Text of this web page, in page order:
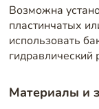
Возможна
пластинчатых
использовать
гидравлический
Материалы и